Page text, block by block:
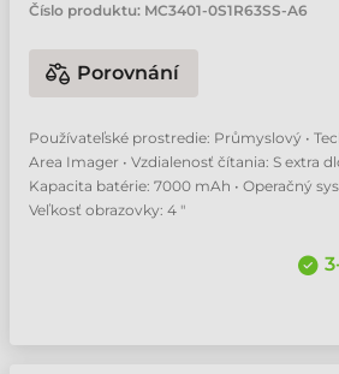
Číslo produktu: MC3401-0S1R63SS-A6
Porovnání
Používateľské prostredie: Průmyslový •
Area Imager • Vzdialenosť čítania: S extra
Kapacita batérie: 7000 mAh • Operačný
Veľkosť obrazovky: 4 "